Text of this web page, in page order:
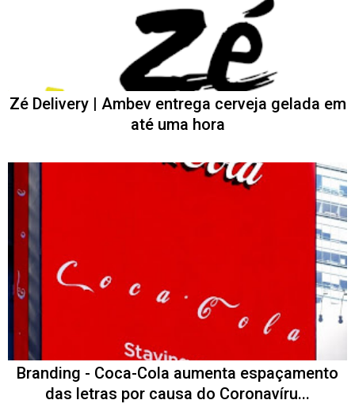
Zé Delivery | Ambev entrega cerveja gelada em
até uma hora
Branding - Coca-Cola aumenta espaçamento
das letras por causa do Coronavíru...